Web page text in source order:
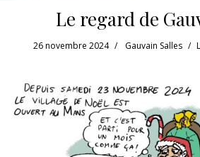
Le regard de
26 novembre 2024 Gauvain Salles